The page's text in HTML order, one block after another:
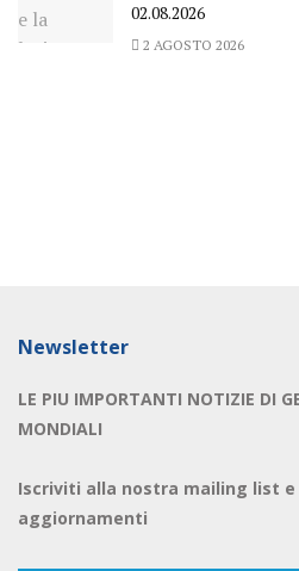
02.08.2026
2 AGOSTO 2026
Newsletter
LE PIU IMPORTANTI NOTIZIE DI
MONDIALI
Iscriviti alla nostra mailing list
aggiornamenti